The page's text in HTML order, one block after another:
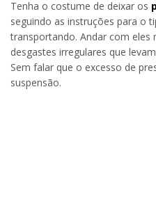
Tenha o costume de deixar os
seguindo as instruções para o
transportando. Andar com eles
desgastes irregulares que
Sem falar que o excesso de
suspensão.